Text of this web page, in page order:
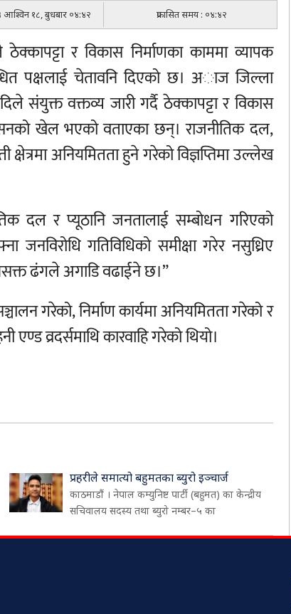
आश्विन १८, बुधबार ०४:४२ प्रकासित समय : ०४:४२
र विकास निर्माणका काममा व्यापक
पक्षलाई चेतावनि दिएको छ। अाज जिल्ला
संयुक्त वक्तव्य जारी गर्दै ठेक्कापट्टा र विकास
खेल भएको वताएका छन्। राजनीतिक दल,
क्षेत्रमा अनियमितता हुने गरेको विज्ञप्तिमा उल्लेख
दल र प्यूठानि जनतालाई सम्बोधन गरिएको
जनविरोधि गतिविधिको समीक्षा गरेर नसुध्रिए
ढंगले अगाडि वढाईने छ।”
गरेको, निर्माण कार्यमा अनियमितता गरेको र
व्रदर्समाथि कारवाहि गरेको थियो।
प्रहरीले समात्यो बहुमतका ब्युरो इञ्चार्ज
काठमाडौं । नेपाल कम्युनिष्ट पार्टी (बहुमत) का केन्द्रीय
सचिवालय सदस्य तथा ब्युरो नम्बर–५ का